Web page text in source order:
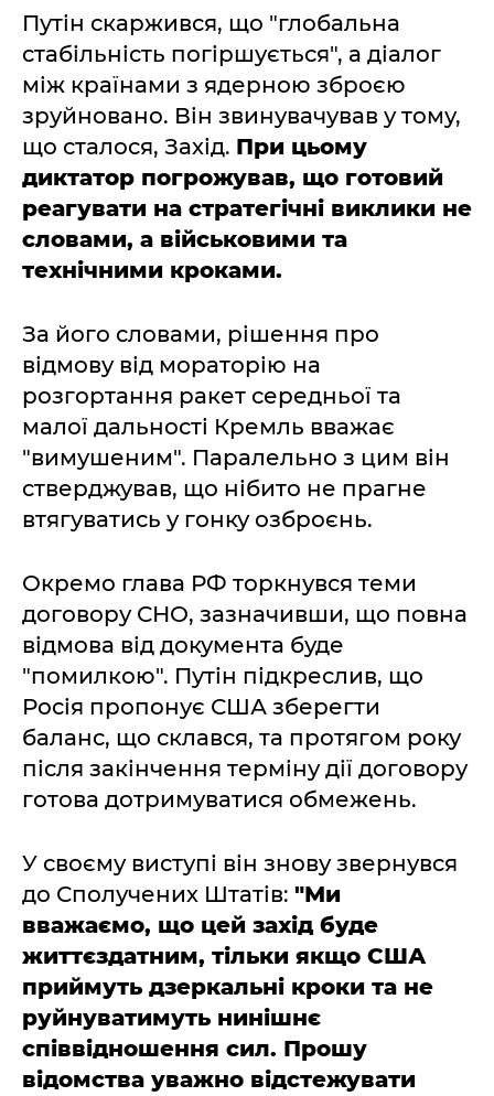
Путін скаржився, що "глобальна
стабільність погіршується", а діалог
між країнами з ядерною зброєю
зруйновано. Він звинувачував у тому,
що сталося, Захід. При цьому
диктатор погрожував, що готовий
реагувати на стратегічні виклики не
словами, а військовими та
технічними кроками.
За його словами, рішення про
відмову від мораторію на
розгортання ракет середньої та
малої дальності Кремль вважає
"вимушеним". Паралельно з цим він
стверджував, що нібито не прагне
втягуватись у гонку озброєнь.
Окремо глава РФ торкнувся теми
договору СНО, зазначивши, що повна
відмова від документа буде
"помилкою". Путін підкреслив, що
Росія пропонує США зберегти
баланс, що склався, та протягом року
після закінчення терміну дії договору
готова дотримуватися обмежень.
У своєму виступі він знову звернувся
до Сполучених Штатів: "Ми
вважаємо, що цей захід буде
життєздатним, тільки якщо США
приймуть дзеркальні кроки та не
руйнуватимуть нинішнє
співвідношення сил. Прошу
відомства уважно відстежувати